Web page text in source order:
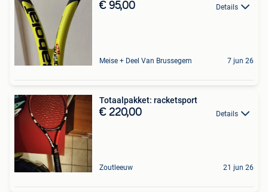
€ 95,00 Details
Meise + Deel Van Brussegem 7 jun 26
Totaalpakket: racketsport
€ 220,00 Details
Zoutleeuw 21 jun 26